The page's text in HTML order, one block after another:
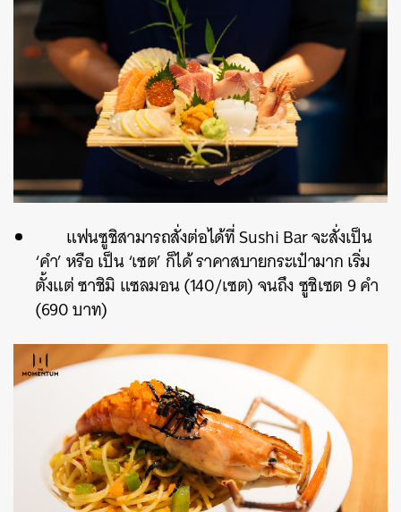
แฟนซูชิสามารถสั่งต่อได้ที่ Sushi Bar จะสั่งเป็น
‘คำ’ หรือ เป็น ‘เซต’ ก็ได้ ราคาสบายกระเป๋ามาก เริ่ม
ตั้งแต่ ซาชิมิ แซลมอน (140/เซต) จนถึง ซูชิเซต 9 คำ
(690 บาท)
TWEET LINE